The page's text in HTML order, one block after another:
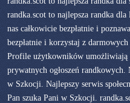
randka.scot to najlepsza randka
nas całkowicie bezpłatnie i
bezpłatnie i korzystaj z
Profile użytkowników umożliwiają
prywatnych ogłoszeń
w Szkocji. Najlepszy serwis
Pan szuka Pani w Szkocji.